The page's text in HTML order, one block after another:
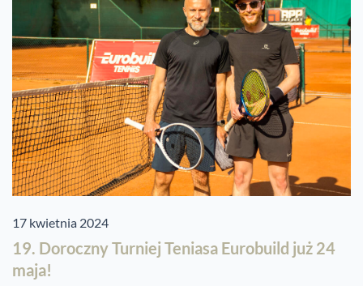
17 kwietnia 2024
19. Doroczny Turniej Teniasa Eurobuild już 24
maja!